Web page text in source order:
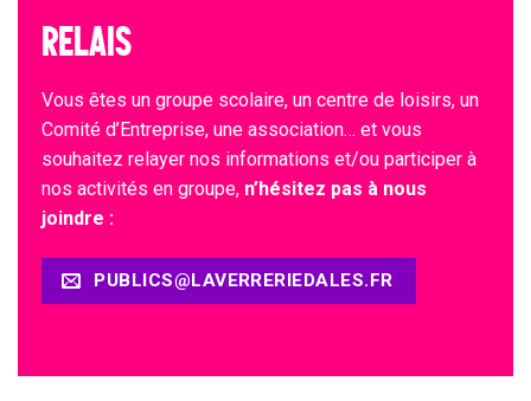
RELAIS
Vous êtes un groupe scolaire, un centre de loisirs, un
Comité d’Entreprise, une association… et vous
souhaitez relayer nos informations et/ou participer à
nos activités en groupe, n’hésitez pas à nous
joindre :
PUBLICS@LAVERRERIEDALES.FR